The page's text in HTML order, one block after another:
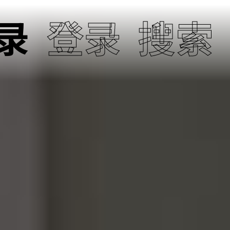
登录 搜索